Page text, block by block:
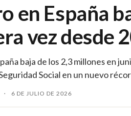
en España
vez desde
baja de los 2,3 millones en
Social en un nuevo
· 6 DE JULIO DE 2026